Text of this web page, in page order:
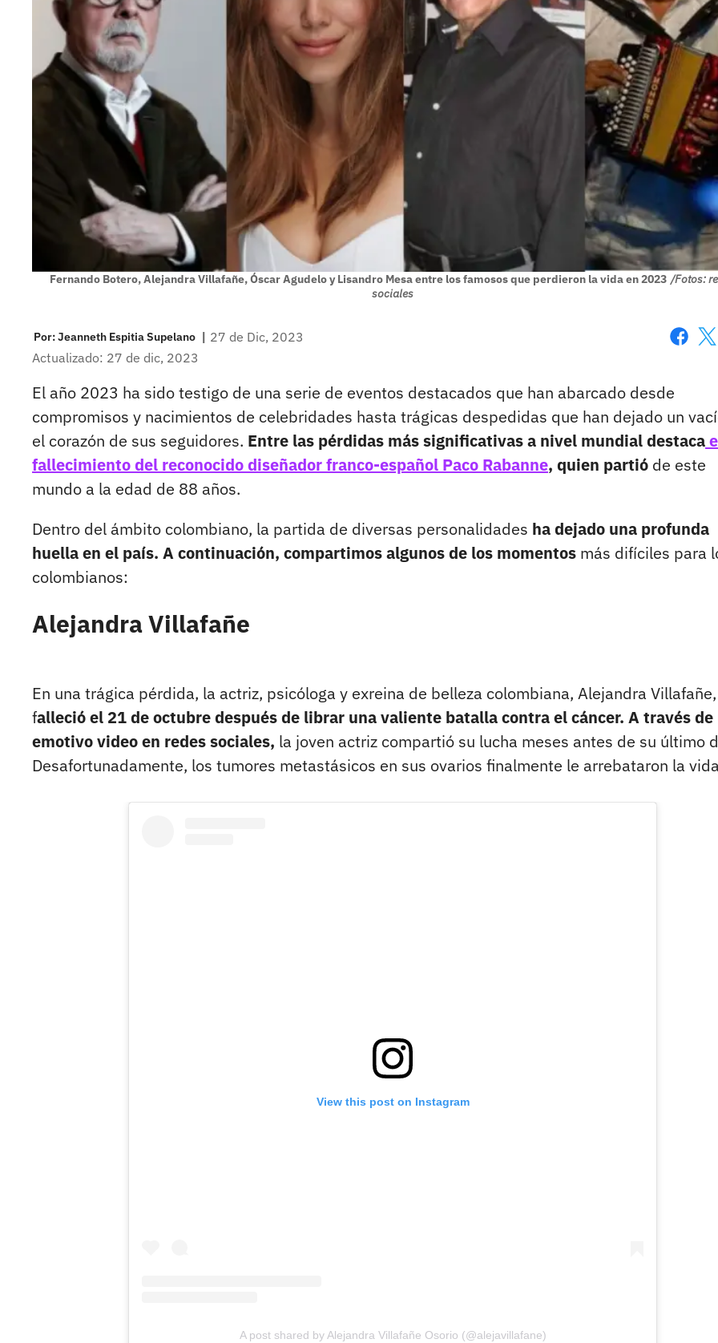
Fernando Botero, Alejandra Villafañe, Óscar Agudelo y Lisandro Mesa entre los famosos que perdieron la vida en 2023 /Fotos:
sociales
Por:Jeanneth Espitia Supelano | 27 de Dic, 2023
Actualizado: 27 de dic, 2023
El año 2023 ha sido testigo de una serie de eventos destacados que han abarcado desde
compromisos y nacimientos de celebridades hasta trágicas despedidas que han dejado un
el corazón de sus seguidores. Entre las pérdidas más significativas a nivel mundial destaca
fallecimiento del reconocido diseñador franco-español Paco Rabanne, quien partió de este
mundo a la edad de 88 años.
Dentro del ámbito colombiano, la partida de diversas personalidades ha dejado una profunda
huella en el país. A continuación, compartimos algunos de los momentos más difíciles para
colombianos:
Alejandra Villafañe
En una trágica pérdida, la actriz, psicóloga y exreina de belleza colombiana, Alejandra Villafañe,
falleció el 21 de octubre después de librar una valiente batalla contra el cáncer. A través de
emotivo video en redes sociales, la joven actriz compartió su lucha meses antes de su último
Desafortunadamente, los tumores metastásicos en sus ovarios finalmente le arrebataron la
View this post on Instagram
A post shared by Alejandra Villafañe Osorio (@alejavillafane)